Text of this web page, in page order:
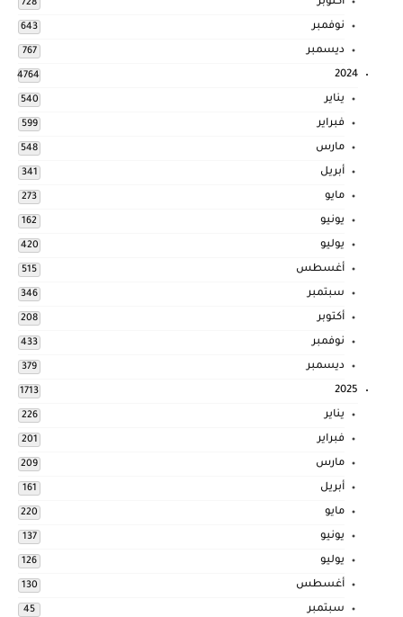
أكتوبر 728
نوفمبر 643
ديسمبر 767
2024
4764
يناير 540
فبراير 599
مارس 548
أبريل 341
مايو 273
يونيو 162
يوليو 420
أغسطس 515
سبتمبر 346
أكتوبر 208
نوفمبر 433
ديسمبر 379
2025
1713
يناير 226
فبراير 201
مارس 209
أبريل 161
مايو 220
يونيو 137
يوليو 126
أغسطس 130
سبتمبر 45